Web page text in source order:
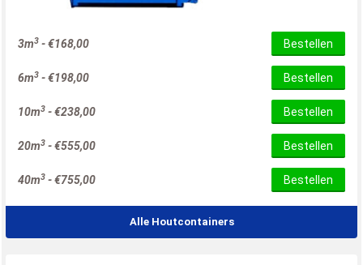
3m3 -€168,00 Bestellen
6m3 -€198,00 Bestellen
10m3 -€238,00 Bestellen
20m3 -€555,00 Bestellen
40m3 -€755,00 Bestellen
Alle Houtcontainers